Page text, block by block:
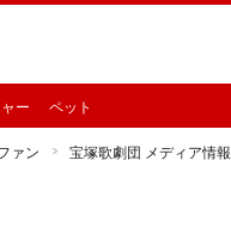
ー ペット
ァン 宝塚歌劇団 メディア情報